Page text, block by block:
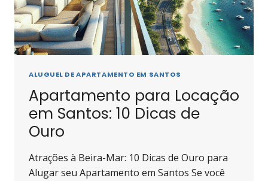
ALUGUEL DE APARTAMENTO EM SANTOS
Apartamento para Locação
em Santos: 10 Dicas de
Ouro
Atrações à Beira-Mar: 10 Dicas de Ouro para
Alugar seu Apartamento em Santos Se você